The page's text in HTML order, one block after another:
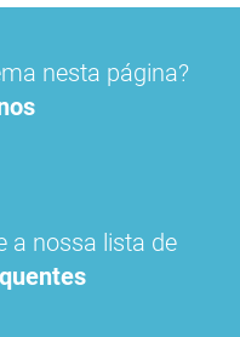
nesta página?
a nossa lista de